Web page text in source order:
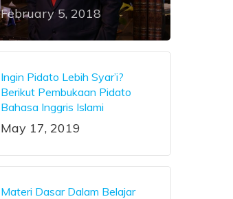
February 5, 2018
Ingin Pidato Lebih Syar’i?
Berikut Pembukaan Pidato
Bahasa Inggris Islami
May 17, 2019
Materi Dasar Dalam Belajar